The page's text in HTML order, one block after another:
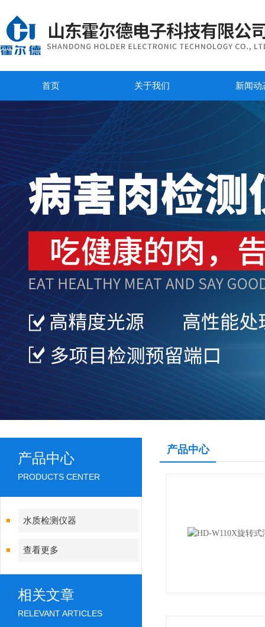
首页 关于我们 新闻动
产品中心
PRODUCTS CENTER
水质检测仪器
查看更多
相关文章
RELEVANT ARTICLES
产品中心